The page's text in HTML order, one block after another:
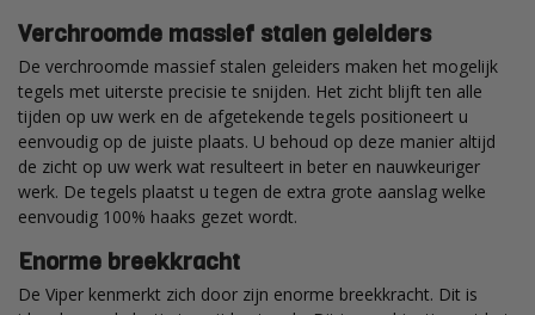
Verchroomde massief stalen geleiders
De verchroomde massief stalen geleiders maken het mogelijk
tegels met uiterste precisie te snijden. Het zicht blijft ten alle
tijden op uw werk en de afgetekende tegels positioneert u
eenvoudig op de juiste plaats. U behoud op deze manier altijd
de zicht op uw werk wat resulteert in beter en nauwkeuriger
werk. De tegels plaatst u tegen de extra grote aanslag welke
eenvoudig 100% haaks gezet wordt.
Enorme breekkracht
De Viper kenmerkt zich door zijn enorme breekkracht. Dit is